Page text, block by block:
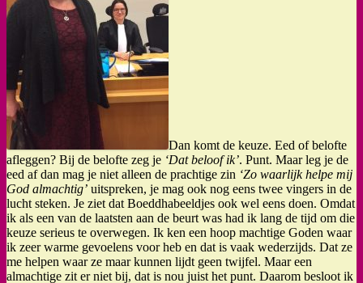
Dan komt de keuze. Eed of belofte
afleggen? Bij de belofte zeg je ‘Dat beloof ik’. Punt. Maar leg je de
eed af dan mag je niet alleen de prachtige zin ‘Zo waarlijk helpe mij
God almachtig’ uitspreken, je mag ook nog eens twee vingers in de
lucht steken. Je ziet dat Boeddhabeeldjes ook wel eens doen. Omdat
ik als een van de laatsten aan de beurt was had ik lang de tijd om die
keuze serieus te overwegen. Ik ken een hoop machtige Goden waar
ik zeer warme gevoelens voor heb en dat is vaak wederzijds. Dat ze
me helpen waar ze maar kunnen lijdt geen twijfel. Maar een
almachtige zit er niet bij, dat is nou juist het punt. Daarom besloot ik